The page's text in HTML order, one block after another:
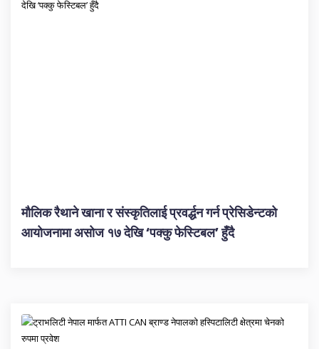
मौलिक रैथाने खाना र संस्कृतिलाई प्रवर्द्धन गर्न प्रेसिडेन्टको
आयोजनामा असोज १७ देखि ‘पक्कु फेस्टिबल’ हुँदै